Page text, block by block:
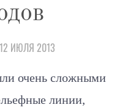
ИЮЛЯ 2013
очень сложными
линии,